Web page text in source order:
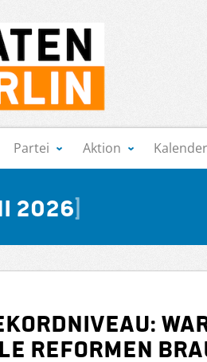
Partei Aktion Kalender
2026
Reformen